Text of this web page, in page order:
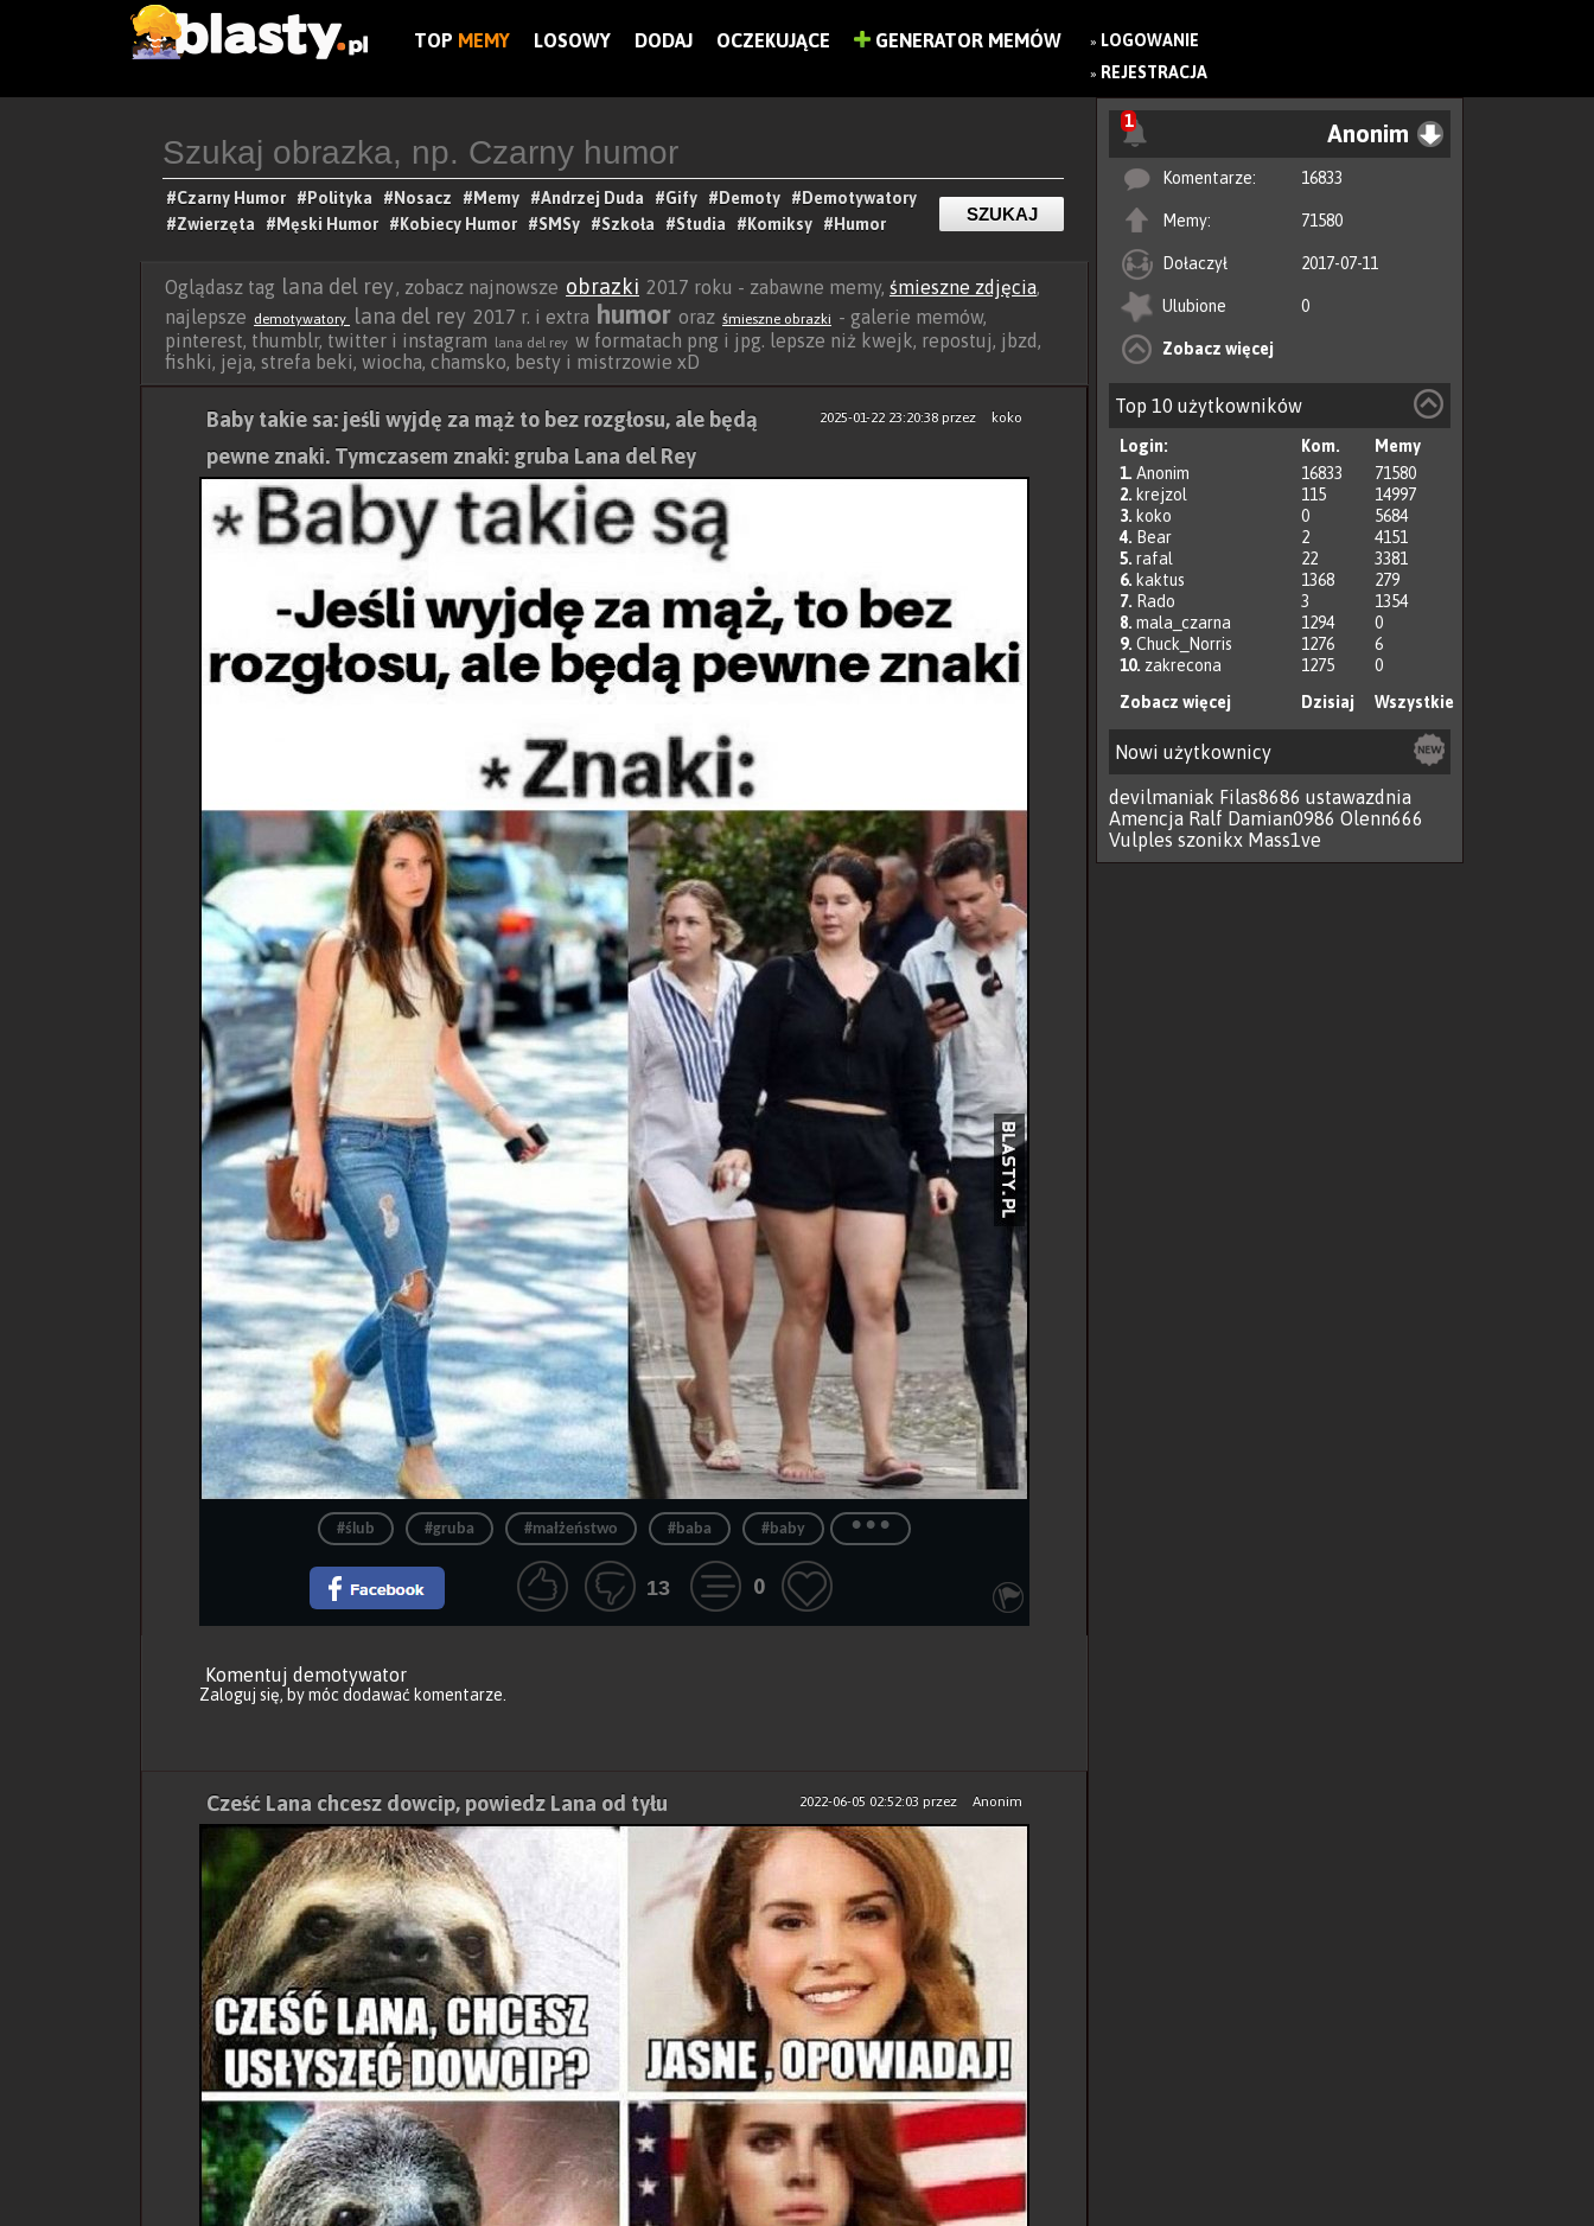
TOP MEMY LOSOWY DODAJ OCZEKUJĄCE GENERATOR MEMÓW » LOGOWANIE
» REJESTRACJA
1 Anonim
Komentarze: 16833
Memy: 71580
Dołaczył 2017-07-11
Ulubione 0
Zobacz więcej
Top 10 użytkowników
Login: Kom.
Memy
1. Anonim 16833
71580
2. krejzol 115
14997
3. koko 0
5684
4. Bear 2
4151
5. rafal 22
3381
6. kaktus 1368
279
7. Rado 3
1354
8. mala_czarna 1294
0
9. Chuck_Norris 1276
6
10. zakrecona 1275
0
Zobacz więcej
Dzisiaj Wszystkie
Nowi użytkownicy
devilmaniak Filas8686 ustawazdnia
Amencja Ralf Damian0986 Olenn666
Vulples szonikx Mass1ve
#Czarny Humor #Polityka #Nosacz #Memy #Andrzej Duda #Gify #Demoty
#Demotywatory
#Zwierzęta
#Męski Humor #Kobiecy Humor #SMSy #Szkoła #Studia #Komiksy #Humor
Oglądasz tag lana del rey, zobacz najnowsze obrazki 2017 roku - zabawne memy, śmieszne zdjęcia,
najlepsze demotywatory lana del rey 2017 r. i extra humor oraz śmieszne obrazki - galerie memów,
pinterest, thumblr, twitter i instagram lana del rey w formatach png i jpg. lepsze niż kwejk, repostuj, jbzd,
fishki, jeja, strefa beki, wiocha, chamsko, besty i mistrzowie xD
2025-01-22 23:20:38przez koko
Baby takie sa: jeśli wyjdę za mąż to bez rozgłosu, ale będą
pewne znaki. Tymczasem znaki: gruba Lana del Rey
#ślub #gruba #małżeństwo #baba #baby ...
13 0
Komentuj demotywator
Zaloguj się, by móc dodawać komentarze.
2022-06-05 02:52:03 przez Anonim
Cześć Lana chcesz dowcip, powiedz Lana od tyłu